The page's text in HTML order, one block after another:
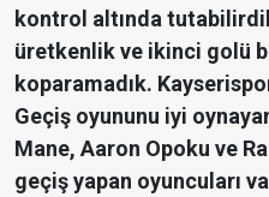
kontrol altında
üretkenlik ve ikinci golü
koparamadık.
Geçiş oyununu iyi
Mane, Aaron Opoku ve
geçiş yapan oyuncuları